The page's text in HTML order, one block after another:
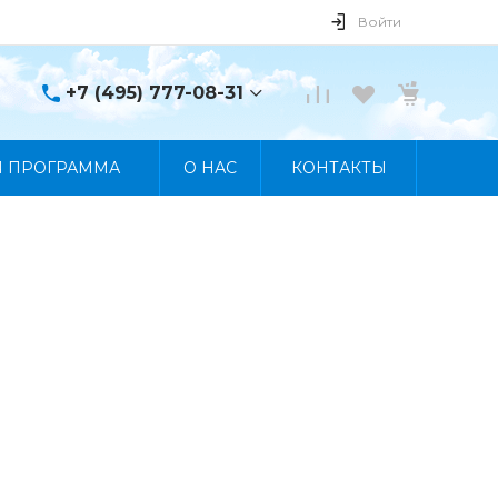
Войти
+7 (495) 777-08-31
+7 (495) 777-08-31
ПРОГРАММА О НАС КОНТАКТЫ